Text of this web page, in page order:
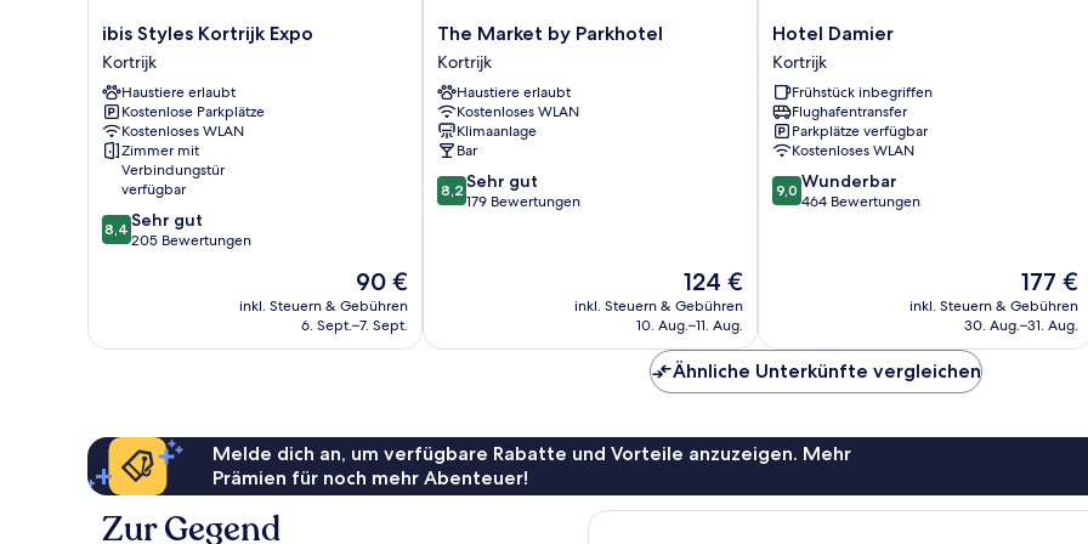
ibis
Styles
Kortrijk
Expo
Kortrijk
ibis Styles Kortrijk Expo
Kortrijk
Haustiere erlaubt
Kostenlose Parkplätze
Kostenloses WLAN
Zimmer mit
Verbindungstür
verfügbar
8.4
von
Bewertungen
8,4 Sehr gut
205 Bewertungen
Der
Preis
beträgt
90 €
inkl. Steuern & Gebühren
6. Sept.–7. Sept.
The
Market
by
Parkhotel
Kortrijk
The Market by Parkhotel
Kortrijk
Haustiere erlaubt
Kostenloses WLAN
Klimaanlage
Bar
8.2
von
8,2 Sehr gut
179 Bewertungen
Der
Preis
beträgt
124 €
inkl. Steuern & Gebühren
10. Aug.–11. Aug.
Hotel
Damier
Kortrijk
Hotel Damier
Kortrijk
Frühstück inbegriffen
Flughafentransfer
Parkplätze verfügbar
Kostenloses WLAN
9.0
von
9,0 Wunderbar
464 Bewertungen
Der
Preis
beträgt
177 €
inkl. Steuern & Gebühren
30. Aug.–31. Aug.
Ähnliche Unterkünfte vergleichen
Melde dich an, um verfügbare Rabatte und Vorteile anzuzeigen. Mehr
Prämien für noch mehr Abenteuer!
Zur Gegend